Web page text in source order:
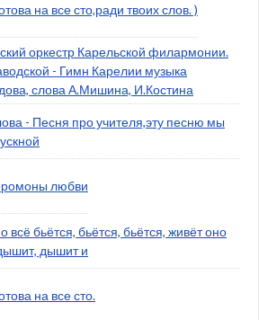
на все сто,ради твоих слов. )
оркестр Карельской филармонии.
- Гимн Карелии музыка
слова А.Мишина, И.Костина
- Песня про учителя,эту песню мы
любви
всё бьётся, бьётся, бьётся, живёт оно
дышит и
на все сто.